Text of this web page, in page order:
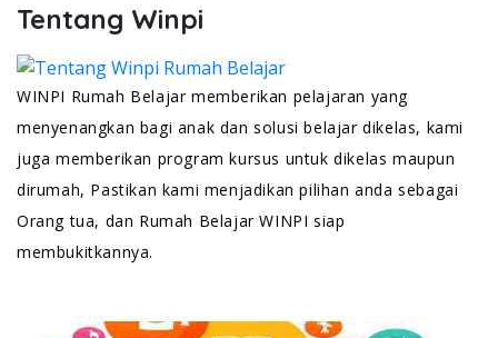
Tentang Winpi
WINPI Rumah Belajar memberikan pelajaran yang
menyenangkan bagi anak dan solusi belajar dikelas, kami
juga memberikan program kursus untuk dikelas maupun
dirumah, Pastikan kami menjadikan pilihan anda sebagai
Orang tua, dan Rumah Belajar WINPI siap
membukitkannya.